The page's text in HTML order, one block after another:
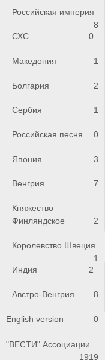
Российская империя
8
СХС
0
Македония 1
Болгария 2
Сербия 1
Российская песня 0
Япония 3
Венгрия 7
Княжество
Финляндское
2
Королевство Швеция
1
Индия
2
Австро-Венгрия 8
English version 0
"ВЕСТИ" Ассоциации
1919